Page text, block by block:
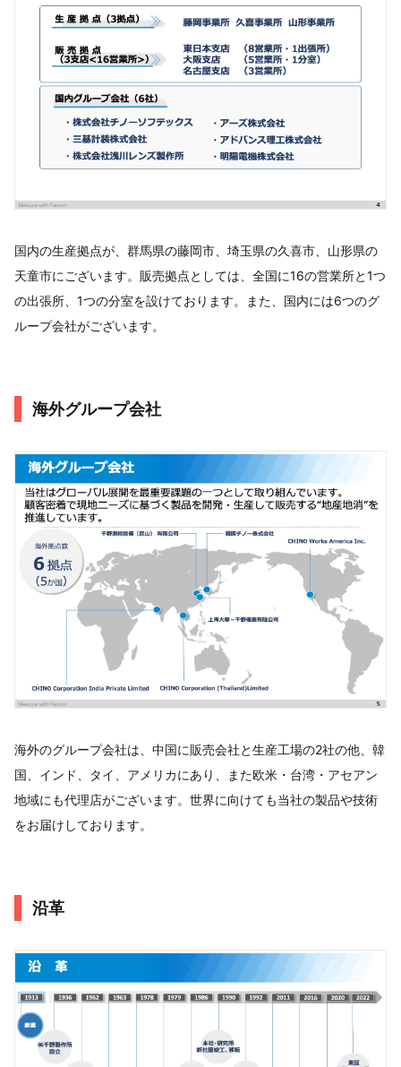
国内の生産拠点が、群馬県の藤岡市、埼玉県の久喜市、山形県の
天童市にございます。販売拠点としては、全国に16の営業所と1つ
の出張所、1つの分室を設けております。また、国内には6つのグ
ループ会社がございます。
海外グループ会社
海外のグループ会社は、中国に販売会社と生産工場の2社の他、韓
国、インド、タイ、アメリカにあり、また欧米・台湾・アセアン
地域にも代理店がございます。世界に向けても当社の製品や技術
をお届けしております。
沿革